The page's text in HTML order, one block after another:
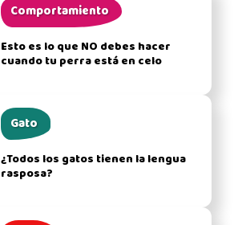
Comportamiento
Esto es lo que NO debes hacer
cuando tu perra está en celo
Gato
¿Todos los gatos tienen la lengua
rasposa?